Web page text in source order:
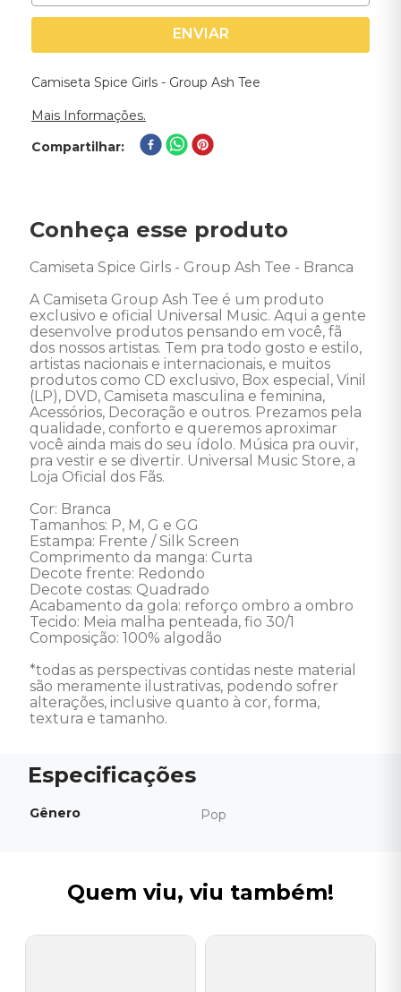
ENVIAR
Camiseta Spice Girls - Group Ash Tee
Mais Informações.
Compartilhar
Conheça esse produto
Camiseta Spice Girls - Group Ash Tee - Branca
A Camiseta Group Ash Tee é um produto
exclusivo e oficial Universal Music. Aqui a gente
desenvolve produtos pensando em você, fã
dos nossos artistas. Tem pra todo gosto e estilo,
artistas nacionais e internacionais, e muitos
produtos como CD exclusivo, Box especial, Vinil
(LP), DVD, Camiseta masculina e feminina,
Acessórios, Decoração e outros. Prezamos pela
qualidade, conforto e queremos aproximar
você ainda mais do seu ídolo. Música pra ouvir,
pra vestir e se divertir. Universal Music Store, a
Loja Oficial dos Fãs.
Cor: Branca
Tamanhos: P, M, G e GG
Estampa: Frente / Silk Screen
Comprimento da manga: Curta
Decote frente: Redondo
Decote costas: Quadrado
Acabamento da gola: reforço ombro a ombro
Tecido: Meia malha penteada, fio 30/1
Composição: 100% algodão
*todas as perspectivas contidas neste material
são meramente ilustrativas, podendo sofrer
alterações, inclusive quanto à cor, forma,
textura e tamanho.
Gênero Pop
Quem viu, viu também!